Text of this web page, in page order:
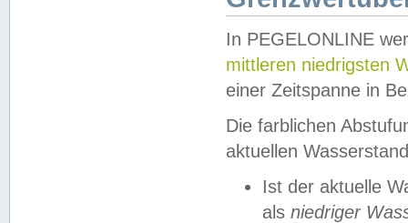
In PEGELONLINE
mittleren niedrigsten
einer Zeitspanne in
Die farblichen
aktuellen
Ist der aktuelle
als niedriger